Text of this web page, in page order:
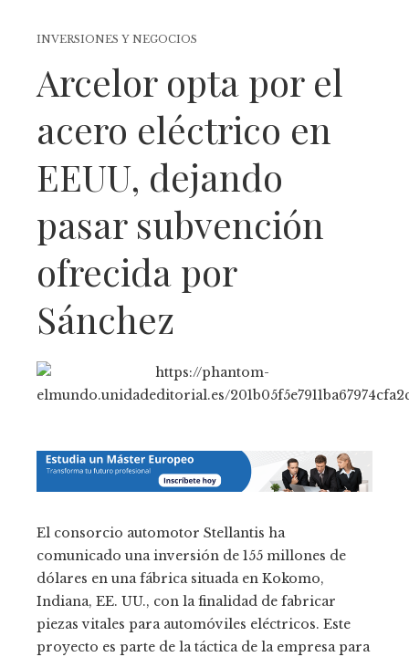
INVERSIONES Y NEGOCIOS
Arcelor opta por el
acero eléctrico en
EEUU, dejando
pasar subvención
ofrecida por
Sánchez
El consorcio automotor Stellantis ha
comunicado una inversión de 155 millones de
dólares en una fábrica situada en Kokomo,
Indiana, EE. UU., con la finalidad de fabricar
piezas vitales para automóviles eléctricos. Este
proyecto es parte de la táctica de la empresa para